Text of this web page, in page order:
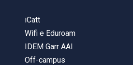
iCatt
Wifi e Eduroam
IDEM Garr AAI
Off-campus